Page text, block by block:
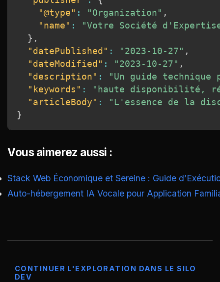
"@type" : "Organization" ,
"name" :
"Votre Société
} ,
"datePublished" : "2023-10-27" ,
"dateModified" : "2023-10-27" ,
"description" :
"Un guide
"keywords" :
"haute disponibilité,
"articleBody" :
"L'essence de la
}
Vous aimerez aussi :
Stack Web Économique et Sereine : Guide
Auto-hébergement IA Vocale pour Application
CONTINUER L'EXPLORATION DANS LE SILO
DEV